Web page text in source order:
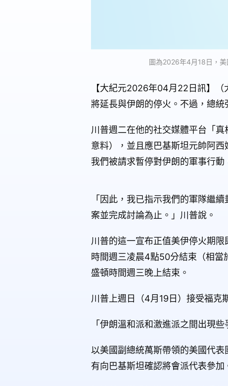
圖為2026年4月18日，
【大紀元2026年04月22日訊】
將延長與伊朗的停火。不過，總
川普週二在他的社交媒體平台「
意料），並且應巴基斯坦元帥阿
我們被請求暫停對伊朗的軍事行動
「因此，我已指示我們的軍隊繼
案並完成討論為止。」川普說。
川普的這一宣布正值美伊停火期
時間週三凌晨4點50分結束（相當
盛頓時間週三晚上結束。
川普上週日（4月19日）接受福克
「伊朗溫和派和激進派之間出現
以美國副總統萬斯帶領的美國代
有向巴基斯坦確認將會派代表參加